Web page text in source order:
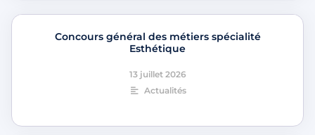
Concours général des métiers spécialité
Esthétique
13 juillet 2026
Actualités